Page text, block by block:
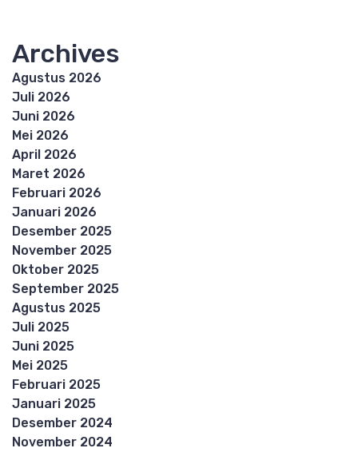
Archives
Agustus 2026
Juli 2026
Juni 2026
Mei 2026
April 2026
Maret 2026
Februari 2026
Januari 2026
Desember 2025
November 2025
Oktober 2025
September 2025
Agustus 2025
Juli 2025
Juni 2025
Mei 2025
Februari 2025
Januari 2025
Desember 2024
November 2024